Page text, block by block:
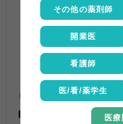
法規・調剤報酬
その他の薬剤師
開業医
看護師
医/看/薬学生
医